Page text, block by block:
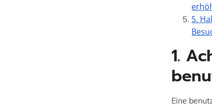
5.
1.
Eine